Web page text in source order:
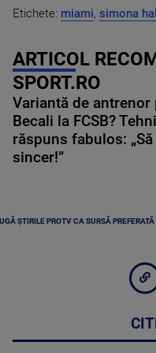
Etichete: miami, simona
ARTICOL
SPORT.RO
Variantă de antrenor
Becali la FCSB?
răspuns fabulos:
sincer!”
ȘTIRILE PROTV CA SURSĂ PREFERATĂ